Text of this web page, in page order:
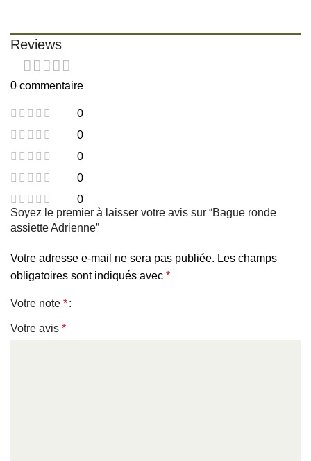
Reviews
0 commentaire
0
0
0
0
0
Soyez le premier à laisser votre avis sur “Bague ronde
assiette Adrienne”
Votre adresse e-mail ne sera pas publiée. Les champs
obligatoires sont indiqués avec *
Votre note *
Votre avis *